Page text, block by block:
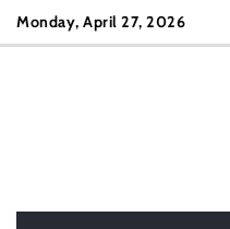
SkipMonday, April 27, 2026